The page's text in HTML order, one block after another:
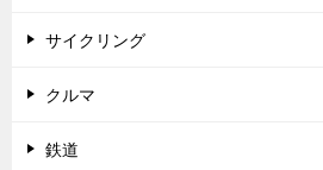
サイクリング
クルマ
鉄道